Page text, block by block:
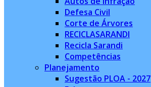
Defesa Civil
Corte de Árvores
RECICLASARANDI
Recicla Sarandi
Competências
Planejamento
Sugestão PLOA - 2027